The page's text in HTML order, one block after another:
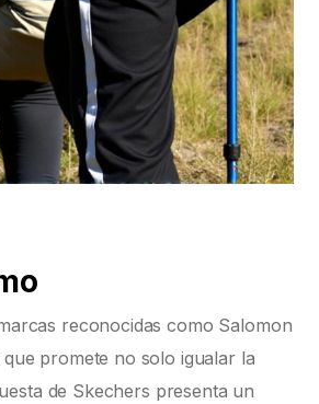
reconocidas como Salomon
promete no solo igualar la
de Skechers presenta un